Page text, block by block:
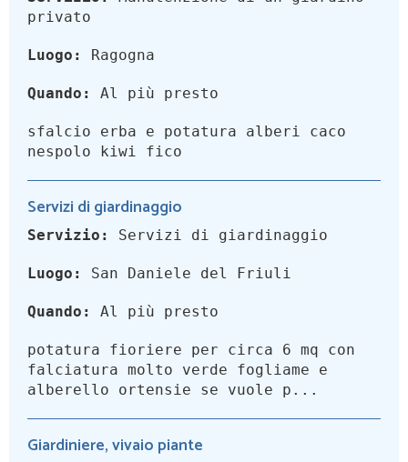
privato
Luogo: Ragogna
Quando: Al più presto
sfalcio erba e potatura alberi caco
nespolo kiwi fico
Servizi di giardinaggio
Servizio: Servizi di giardinaggio
Luogo: San Daniele del Friuli
Quando: Al più presto
potatura fioriere per circa 6 mq con
falciatura molto verde fogliame e
alberello ortensie se vuole p...
Giardiniere, vivaio piante